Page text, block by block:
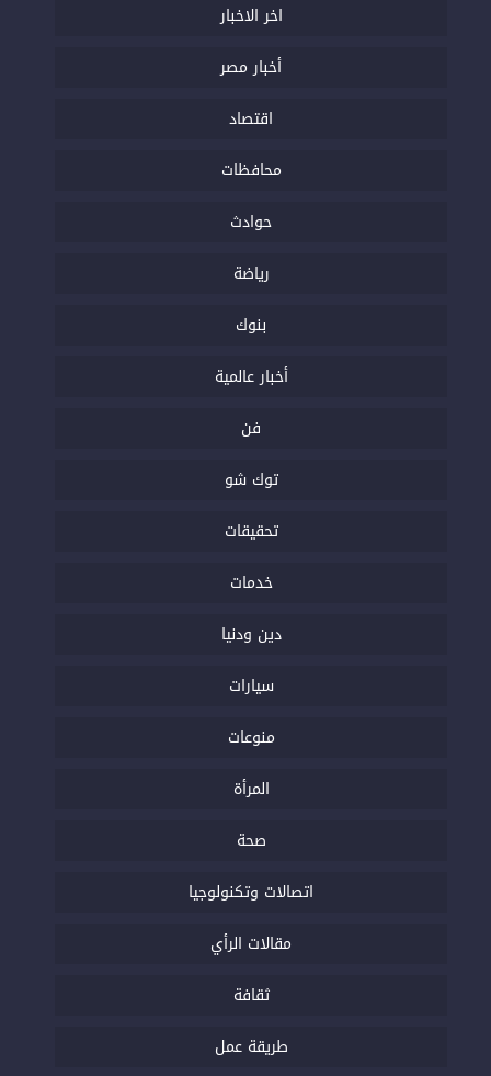
اخر الاخبار
أخبار مصر
اقتصاد
محافظات
حوادث
رياضة
بنوك
أخبار عالمية
فن
توك شو
تحقيقات
خدمات
دين ودنيا
سيارات
منوعات
المرأة
صحة
اتصالات وتكنولوجيا
مقالات الرأي
ثقافة
طريقة عمل